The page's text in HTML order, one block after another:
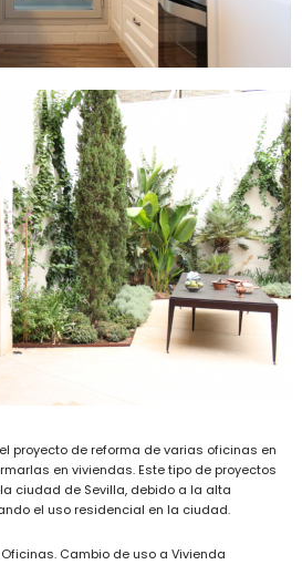
proyecto de reforma de varias oficinas en
en viviendas. Este tipo de proyectos
ciudad de Sevilla, debido a la alta
el uso residencial en la ciudad.
Cambio de uso a Vivienda